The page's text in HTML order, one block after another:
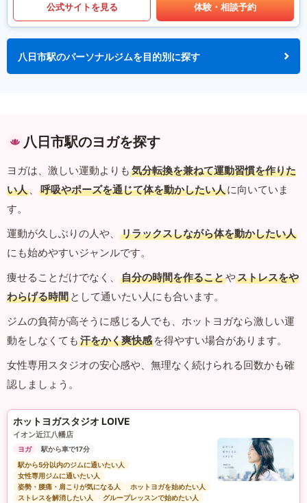
公式サイトを見る 体験・相談予約
八日市駅のパーソナルジムを目的別に探す
八日市駅のヨガを探す
ヨガは、激しい運動よりも 気分転換を兼ねて運動習慣を作りた
い人 、 呼吸やポーズを通じて体を動かしたい人に向いていま
す。
運動が久しぶりの人や、
リラックスしながら体を動かしたい人
にも始めやすいジャンルです。
痩せることだけでなく、
自分の時間を作ることやストレスをや
わらげる時間 として通いたい人にも合います。
ジムの負荷が高そうに感じる人でも、ホットヨガなら激しい運
動をしなくても 汗をかく爽快感 を得やすい場合があります。
女性専用スタジオの安心感や、無理なく続けられる回数かも確
認しましょう。
ホットヨガスタジオ LOIVE
イオン近江八幡店
ヨガ
駅から車で17分
駅から5分以内のジムに通いたい人
女性専用ジムに通いたい人
姿勢・腰痛・肩こりが気になる人
ホットヨガを始めたい人
ストレスを解消したい人
グループレッスンで始めたい人